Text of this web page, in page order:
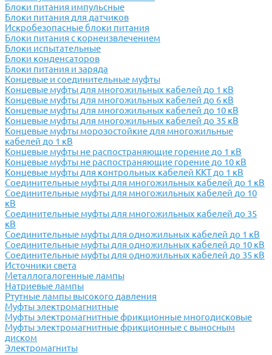
Блоки питания импульсные
Блоки питания для датчиков
Искробезопасные блоки питания
Блоки питания с корнеизвлечением
Блоки испытательные
Блоки конденсаторов
Блоки питания и заряда
Концевые и соединительные муфты
Концевые муфты для многожильных кабелей до 1 кВ
Концевые муфты для многожильных кабелей до 6 кВ
Концевые муфты для многожильных кабелей до 10 кВ
Концевые муфты для многожильных кабелей до 35 кВ
Концевые муфты морозостойкие для многожильные
кабелей до 1 кВ
Концевые муфты не распостраняющие горение до 1 кВ
Концевые муфты не распостраняющие горение до 10 кВ
Концевые муфты для контрольных кабелей ККТ до 1 кВ
Соединительные муфты для многожильных кабелей до 1 кВ
Соединительные муфты для многожильных кабелей до 10
кВ
Соединительные муфты для многожильных кабелей до 35
кВ
Соединительные муфты для одножильных кабелей до 1 кВ
Соединительные муфты для одножильных кабелей до 10 кВ
Соединительные муфты для одножильных кабелей до 35 кВ
Источники света
Металлогалогенные лампы
Натриевые лампы
Ртутные лампы высокого давления
Муфты электромагнитные
Муфты электромагнитные фрикционные многодисковые
Муфты электромагнитные фрикционные с выносным
диском
Электромагниты